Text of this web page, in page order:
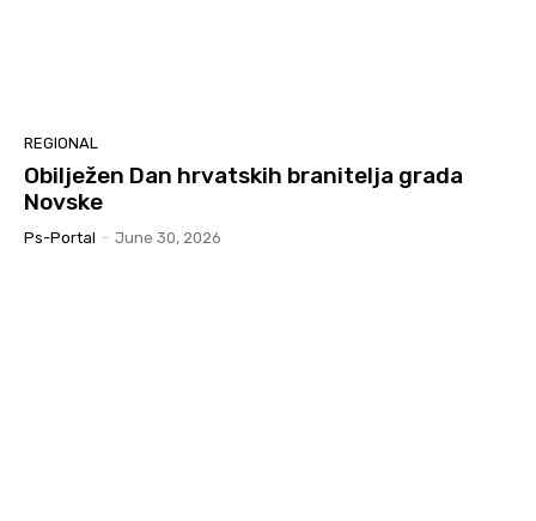
REGIONAL
Obilježen Dan hrvatskih branitelja grada
Novske
Ps-Portal - June 30, 2026